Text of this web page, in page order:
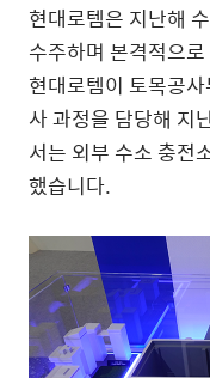
현대로템은 지난해
수주하며 본격적으
현대로템이 토목공
사 과정을 담당해 지
서는 외부 수소 충전
했습니다.